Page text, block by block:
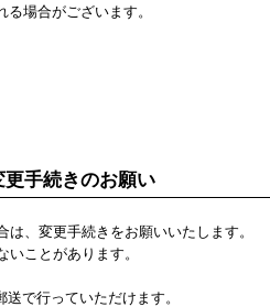
場合がございます。
手続きのお願い
、変更手続きをお願いいたします。
ことがあります。
で行っていただけます。